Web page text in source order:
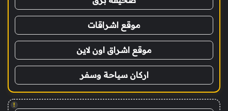
موقع اشراقات
موقع اشراق اون لاين
اركان سياحة وسفر
!